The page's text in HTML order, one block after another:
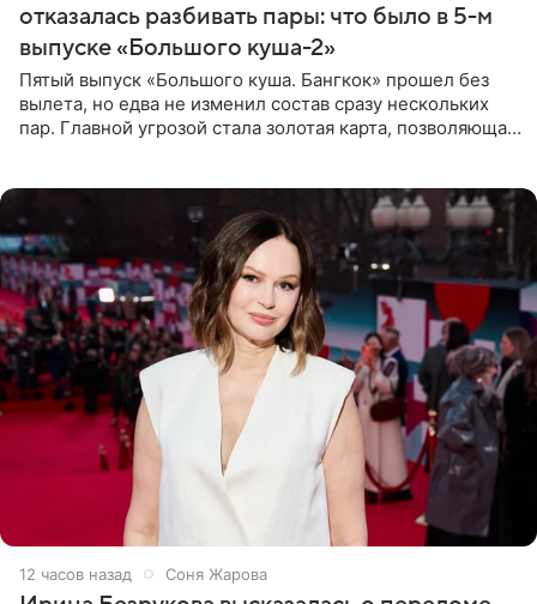
отказалась разбивать пары: что было в 5-м
выпуске «Большого куша-2»
Пятый выпуск «Большого куша. Бангкок» прошел без
вылета, но едва не изменил состав сразу нескольких
пар. Главной угрозой стала золотая карта, позволяющая
12 часов назад Соня Жарова